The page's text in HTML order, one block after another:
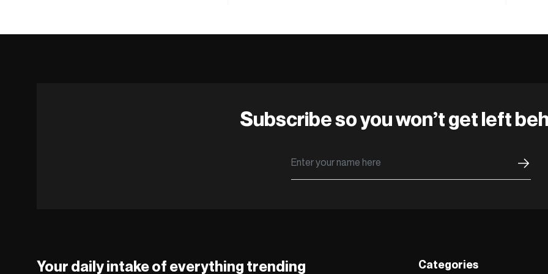
Subscribe so you won’t get left
Your daily intake of everything trending Categories